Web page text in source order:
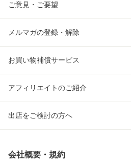
ご意見・ご要望
メルマガの登録・解除
お買い物補償サービス
アフィリエイトのご紹介
出店をご検討の方へ
会社概要・規約